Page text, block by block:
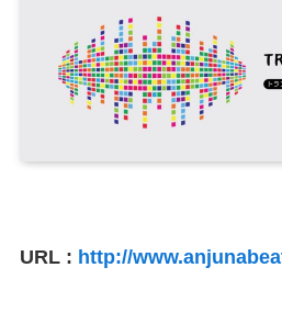
URL : http://